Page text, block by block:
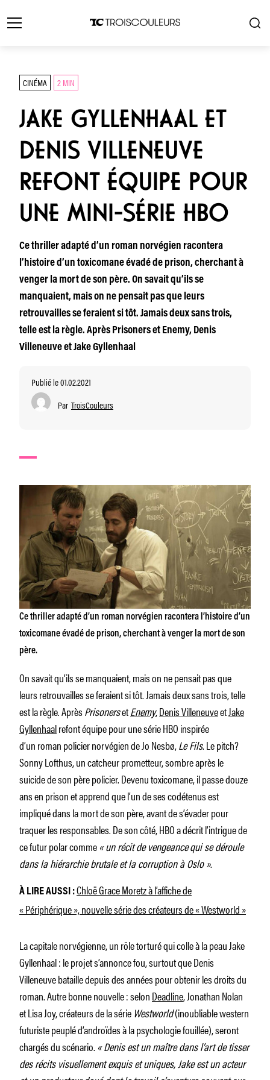
CINÉMA 2 MIN
JAKE GYLLENHAAL ET
DENIS VILLENEUVE
REFONT ÉQUIPE POUR
UNE MINI-SÉRIE HBO
Ce thriller adapté d’un roman norvégien racontera
l’histoire d’un toxicomane évadé de prison, cherchant à
venger la mort de son père. On savait qu’ils se
manquaient, mais on ne pensait pas que leurs
retrouvailles se feraient si tôt. Jamais deux sans trois,
telle est la règle. Après Prisoners et Enemy, Denis
Villeneuve et Jake Gyllenhaal
Publié le 01.02.2021
Par TroisCouleurs
Ce thriller adapté d’un roman norvégien racontera l’histoire d’un
toxicomane évadé de prison, cherchant à venger la mort de son
père.
On savait qu’ils se manquaient, mais on ne pensait pas que
leurs retrouvailles se feraient si tôt. Jamais deux sans trois, telle
est la règle. AprèsPrisonersetEnemy,Denis VilleneuveetJake
Gyllenhaalrefont équipe pour une série HBO inspirée
d’un roman policier norvégien de Jo Nesbø,Le Fils. Le pitch?
Sonny Lofthus, un catcheur prometteur, sombre après le
suicide de son père policier. Devenu toxicomane, il passe douze
ans en prison et apprend que l’un de ses codétenus est
impliqué dans la mort de son père, avant de s’évader pour
traquer les responsables. De son côté, HBO a décrit l’intrigue de
ce futur polar comme« un récit de vengeancequi se déroule
dans la hiérarchie brutale et la corruption à Oslo ».
À LIRE AUSSI :Chloë Grace Moretz à l’affiche de
« Périphérique », nouvelle série des créateurs de « Westworld »
La capitale norvégienne, un rôle torturé qui colle à la peau Jake
Gyllenhaal : le projet s’annonce fou, surtout que Denis
Villeneuve bataille depuis des années pour obtenir les droits du
roman. Autre bonne nouvelle : selonDeadline, Jonathan Nolan
et Lisa Joy, créateurs de la sérieWestworld(inoubliable western
futuriste peuplé d’androïdes à la psychologie fouillée), seront
chargés du scénario. « Denis est un maître dans l’art de tisser
des récits visuellement exquis et uniques, Jake est un acteur